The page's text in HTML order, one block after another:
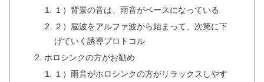
１）背景の音は、雨音がベースになっている
２）脳波をアルファ波から始まって、次第に下
げていく誘導プロトコル
ホロシンクの方がお勧め
１）雨音がホロシンクの方がリラックスしやす